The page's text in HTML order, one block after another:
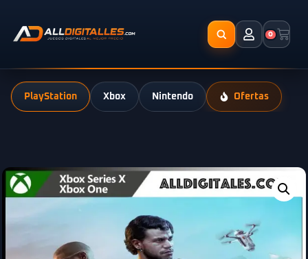
0
PlayStation Xbox Nintendo Ofertas